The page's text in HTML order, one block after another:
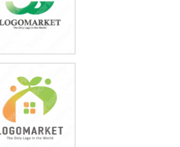
49,800円
(税込54,780円)